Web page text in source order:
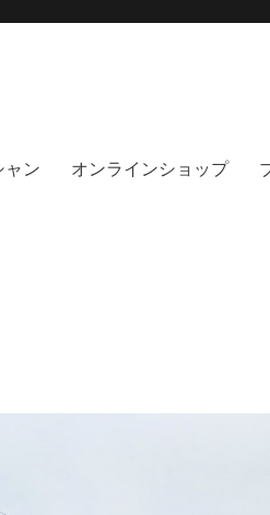
天神エリアで早
ャン オンラインショップ